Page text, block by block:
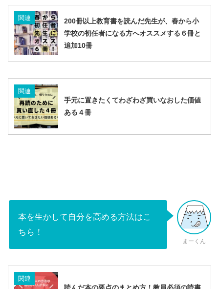
関連
200冊以上教育書を読んだ先生が、春から小
学校の初任者になる方へオススメする６冊と
追加10冊
関連
手元に置きたくてわざわざ買いなおした価値
ある４冊
本を生かして自分を高める方法はこ
ちら！
まーくん
関連